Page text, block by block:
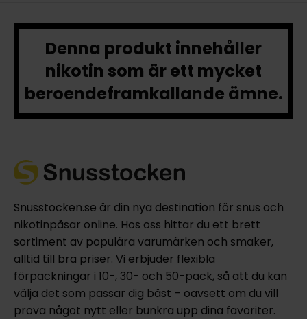
Denna produkt innehåller
nikotin som är ett mycket
beroendeframkallande ämne.
Snusstocken.se är din nya destination för snus och
nikotinpåsar online. Hos oss hittar du ett brett
sortiment av populära varumärken och smaker,
alltid till bra priser. Vi erbjuder flexibla
förpackningar i 10-, 30- och 50-pack, så att du kan
välja det som passar dig bäst – oavsett om du vill
prova något nytt eller bunkra upp dina favoriter.